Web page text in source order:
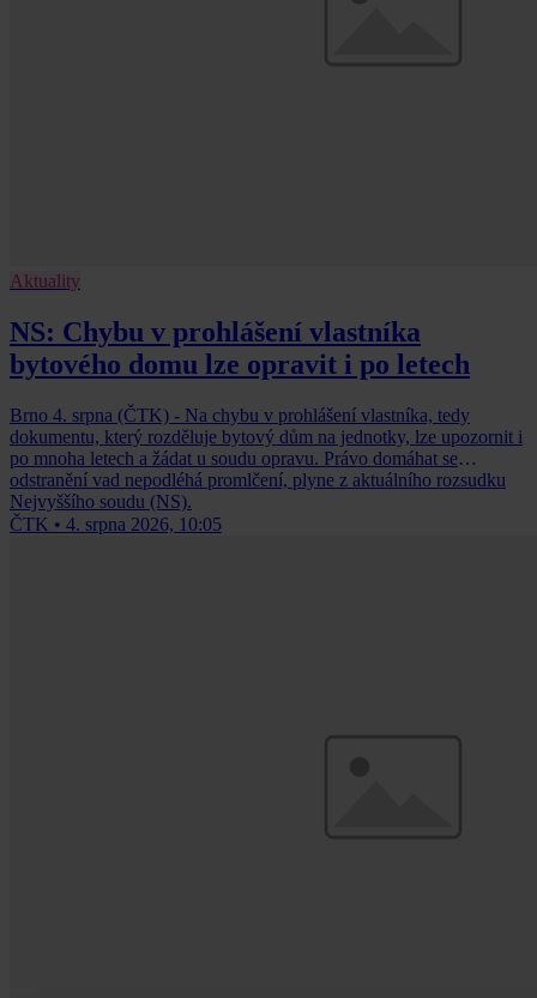
Aktuality
NS: Chybu v prohlášení vlastníka
bytového domu lze opravit i po letech
Brno 4. srpna (ČTK) - Na chybu v prohlášení vlastníka, tedy
dokumentu, který rozděluje bytový dům na jednotky, lze upozornit i
po mnoha letech a žádat u soudu opravu. Právo domáhat se
odstranění vad nepodléhá promlčení, plyne z aktuálního rozsudku
Nejvyššího soudu (NS).
ČTK • 4. srpna 2026, 10:05